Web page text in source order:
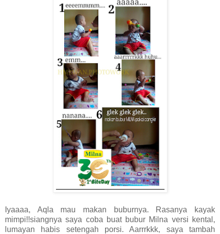
Iyaaaa, Aqla mau makan buburnya. Rasanya kayak
mimpi!!siangnya saya coba buat bubur Milna versi kental,
lumayan habis setengah porsi. Aarrrkkk, saya tambah